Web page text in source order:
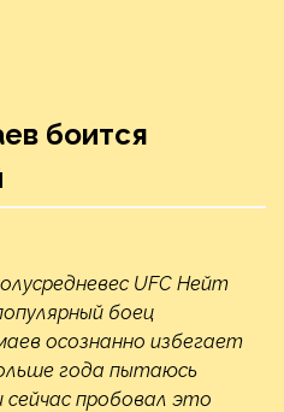
боится
UFC Нейт
боец
осознанно избегает
года пытаюсь
пробовал это